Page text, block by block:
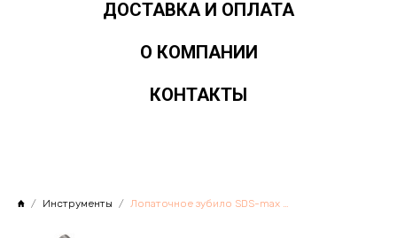
ДОСТАВКА И ОПЛАТА
О КОМПАНИИ
КОНТАКТЫ
Инструменты